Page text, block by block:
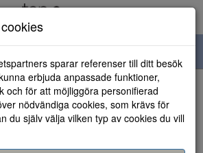
Visa filter
artiklar)
sparar referenser till ditt besök
erbjuda anpassade funktioner,
och för att möjliggöra personifierad
nödvändiga cookies, som krävs för
du själv välja vilken typ av cookies du vill